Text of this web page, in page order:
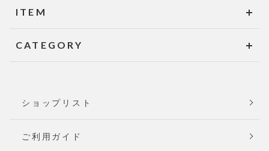
ITEM
CATEGORY
ショップリスト
ご利用ガイド